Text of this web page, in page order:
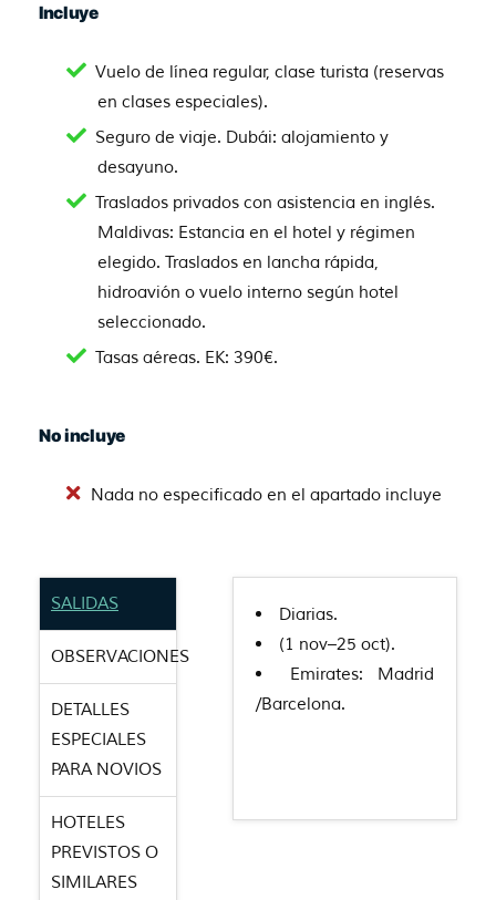
Incluye
Vuelo de línea regular, clase turista (reservas
en clases especiales).
Seguro de viaje. Dubái: alojamiento y
desayuno.
Traslados privados con asistencia en inglés.
Maldivas: Estancia en el hotel y régimen
elegido. Traslados en lancha rápida,
hidroavión o vuelo interno según hotel
seleccionado.
Tasas aéreas. EK: 390€.
No incluye
Nada no especificado en el apartado incluye
SALIDAS
OBSERVACIONES
DETALLES
ESPECIALES
PARA NOVIOS
HOTELES
PREVISTOS O
SIMILARES
Diarias.
(1 nov–25 oct).
Emirates: Madrid
/Barcelona.